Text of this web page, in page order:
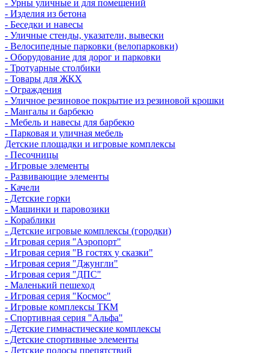
- Урны уличные и для помещений
- Изделия из бетона
- Беседки и навесы
- Уличные стенды, указатели, вывески
- Велосипедные парковки (велопарковки)
- Оборудование для дорог и парковки
- Тротуарные столбики
- Товары для ЖКХ
- Ограждения
- Уличное резиновое покрытие из резиновой крошки
- Мангалы и барбекю
- Мебель и навесы для барбекю
- Парковая и уличная мебель
Детские площадки и игровые комплексы
- Песочницы
- Игровые элементы
- Развивающие элементы
- Качели
- Детские горки
- Машинки и паровозики
- Кораблики
- Детские игровые комплексы (городки)
- Игровая серия "Аэропорт"
- Игровая серия "В гостях у сказки"
- Игровая серия "Джунгли"
- Игровая серия "ДПС"
- Маленький пешеход
- Игровая серия "Космос"
- Игровые комплексы ТКМ
- Спортивная серия "Альфа"
- Детские гимнастические комплексы
- Детские спортивные элементы
- Детские полосы препятствий